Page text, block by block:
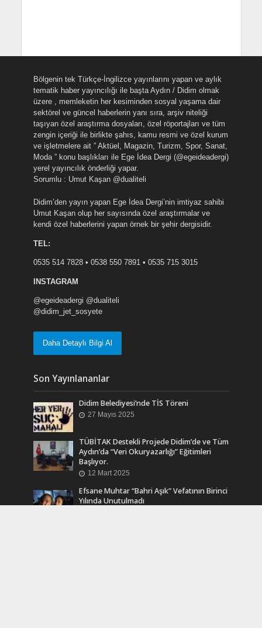
Bölgenin tek Türkçe-İngilizce yayınlarını yapan ve aylık
tematik haber yayıncılığı ile başta Aydın / Didim olmak
üzere , memleketin her kesiminden sosyal yaşama dair
sektörel ve güncel haberlerin yanı sıra, arşiv niteliği
taşıyan özel araştırma dosyaları, özel röportajları ve tüm
zengin içeriği ile birlikte şahıs, kamu resmi ve özel kurum
ve işletmelere ait ” Aktüel, Magazin, Turizm, Spor, Sanat,
Moda ” konu başlıkları ile Ege İdea Dergi (@egeideadergi)
yerel yayıncılık önderliği yapar.
Sorumlu : Umut Kaşan @dualiteli
Didim’den yayın yapan Ege İdea Dergi’nin imtiyaz sahibi
Umut Kaşan olup her sayısında özel araştırmalar ve
kendi özel haberlerini yapan örnek bir şehir dergisidir.
TEL:
0535 514 7828 • 0538 550 7891 • 0535 715 3015
INSTAGRAM
@egeideadergi @dualiteli
@didim_jet_sosyete
Daha Detaylı Bilgi Al
Son Yayınlananlar
Didim Belediyesi’nde TİS Töreni
27 Mayıs 2025
TÜBİTAK Destekli Projede Didim’de ve Tüm
Aydın’da “Veri Okuryazarlığı” Eğitimleri
Başlıyor.
12 Mart 2025
Efsane Muhtar “Bahri Aşık” Vefatının Birinci
Yılında Unutulmadı